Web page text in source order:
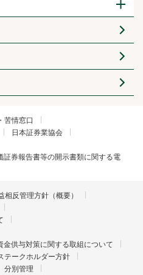
苦情窓口
日本証券業協会
券報告書等の開示書類に関する電
相反管理方針（概要）
供与対策に関する取組について
テークホルダー方針
分別管理